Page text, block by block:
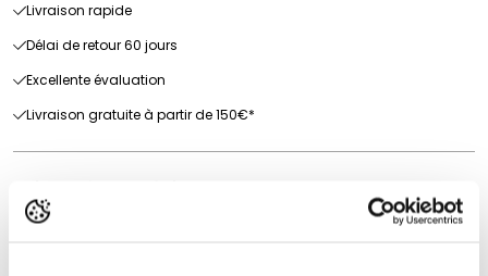
Livraison rapide
Délai de retour 60 jours
Excellente évaluation
Livraison gratuite à partir de 150€*